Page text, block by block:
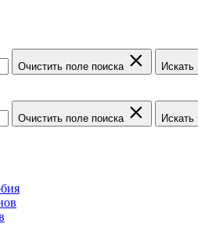
Очистить поле поиска Искать
Очистить поле поиска Искать